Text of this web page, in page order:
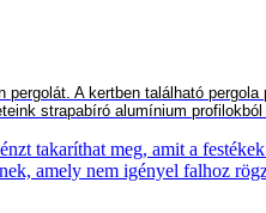
pergolát. A kertben található
strapabíró alumínium
takaríthat meg, amit a
amely nem igényel falhoz